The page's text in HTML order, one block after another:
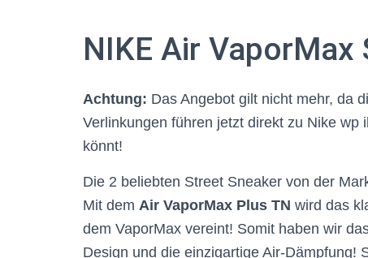
NIKE Air VaporMax
Achtung: Das Angebot gilt nicht mehr, da
Verlinkungen führen jetzt direkt zu Nike wp
könnt!
Die 2 beliebten Street Sneaker von der
Mit dem Air VaporMax Plus TN wird das
dem VaporMax vereint! Somit haben wir
Design und die einzigartige Air-Dämpfung!